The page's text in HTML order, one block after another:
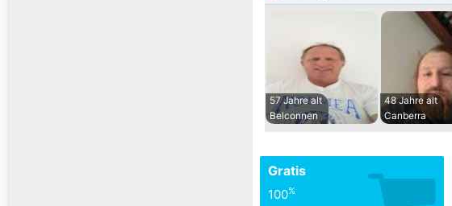
57 Jahre alt
Belconnen
48 Jahre alt
Canberra
Gratis
100%